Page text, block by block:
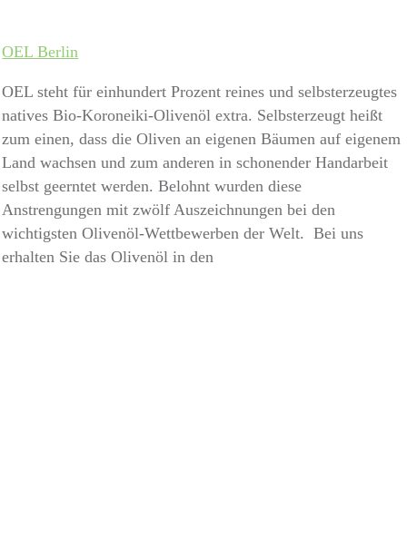
OEL Berlin
OEL steht für einhundert Prozent reines und selbsterzeugtes
natives Bio-Koroneiki-Olivenöl extra. Selbsterzeugt heißt
zum einen, dass die Oliven an eigenen Bäumen auf eigenem
Land wachsen und zum anderen in schonender Handarbeit
selbst geerntet werden. Belohnt wurden diese
Anstrengungen mit zwölf Auszeichnungen bei den
wichtigsten Olivenöl-Wettbewerben der Welt. Bei uns
erhalten Sie das Olivenöl in den